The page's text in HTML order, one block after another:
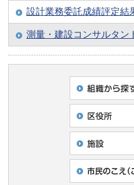
設計業務委託成績評定結
測量・建設コンサルタン